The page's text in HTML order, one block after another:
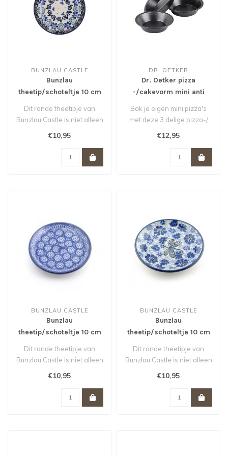
BUNZLAU CASTLE
Bunzlau
theetip/schoteltje 10 cm
Dit ronde theetipje van
Bunzlau Castle is niet alleen
handig voor je gebruikte t..
€10,95
DR. OETKER
Dr. Oetker pizza
-/cakevorm mini anti
Bak je eigen mini pizza's
met deze 3 delige pizza-/
cakevorm set van Dr.
€12,95
BUNZLAU CASTLE
Bunzlau
theetip/schoteltje 10 cm
Dit ronde theetipje van
Bunzlau Castle is niet alleen
€10,95
BUNZLAU CASTLE
Bunzlau
theetip/schoteltje 10 cm
Dit ronde theetipje van
Bunzlau Castle is niet alleen
€10,95